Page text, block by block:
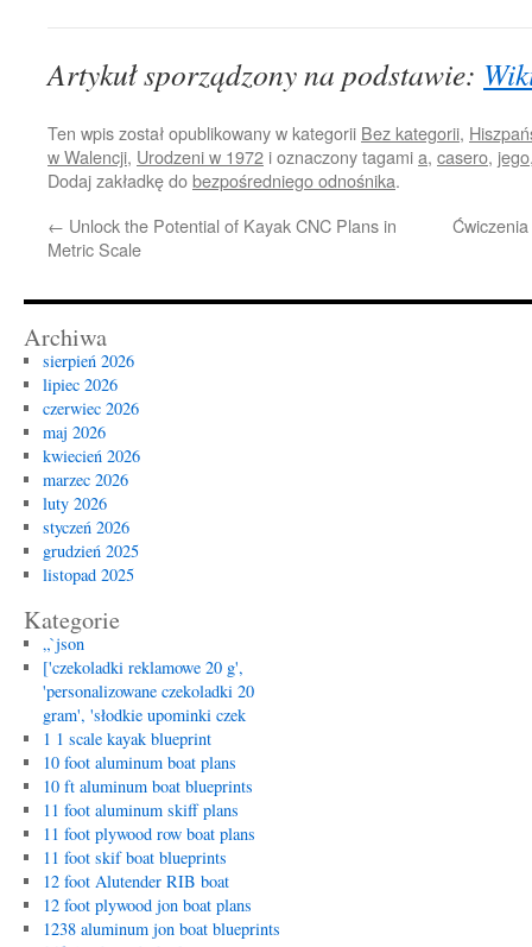
Artykuł sporządzony na podstawie:
Ten wpis został opublikowany w kategorii Bez kategorii,
w Walencji, Urodzeni w 1972 i oznaczony tagamia, casero, jego
Dodaj zakładkę dobezpośredniego odnośnika.
← Unlock the Potential of Kayak CNC Plans in
Metric Scale
Archiwa
sierpień 2026
lipiec 2026
czerwiec 2026
maj 2026
kwiecień 2026
marzec 2026
luty 2026
styczeń 2026
grudzień 2025
listopad 2025
Kategorie
„`json
['czekoladki reklamowe 20 g',
'personalizowane czekoladki 20
gram', 'słodkie upominki czek
1 1 scale kayak blueprint
10 foot aluminum boat plans
10 ft aluminum boat blueprints
11 foot aluminum skiff plans
11 foot plywood row boat plans
11 foot skif boat blueprints
12 foot Alutender RIB boat
12 foot plywood jon boat plans
1238 aluminum jon boat blueprints